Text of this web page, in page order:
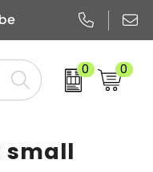
0 0
small